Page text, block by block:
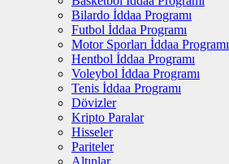
Bilardo İddaa Programı
Futbol İddaa Programı
Motor Sporları İddaa Programı
Hentbol İddaa Programı
Voleybol İddaa Programı
Tenis İddaa Programı
Dövizler
Kripto Paralar
Hisseler
Pariteler
Altınlar